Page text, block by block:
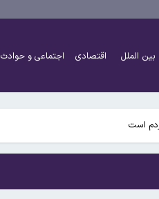
بین الملل اقتصادی اجتماعی و حوادث
پاداش گزارش ماینر غیرمجاز
چه بود؟
است